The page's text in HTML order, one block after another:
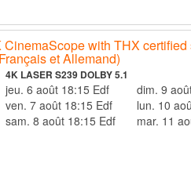
with THX
et Allemand)
4K LASER S239 DOLBY 5.1
jeu. 6 août 18:15 Edf
ven. 7 août 18:15 Edf
sam. 8 août 18:15 Edf
dim. 9
lun. 10
mar. 11